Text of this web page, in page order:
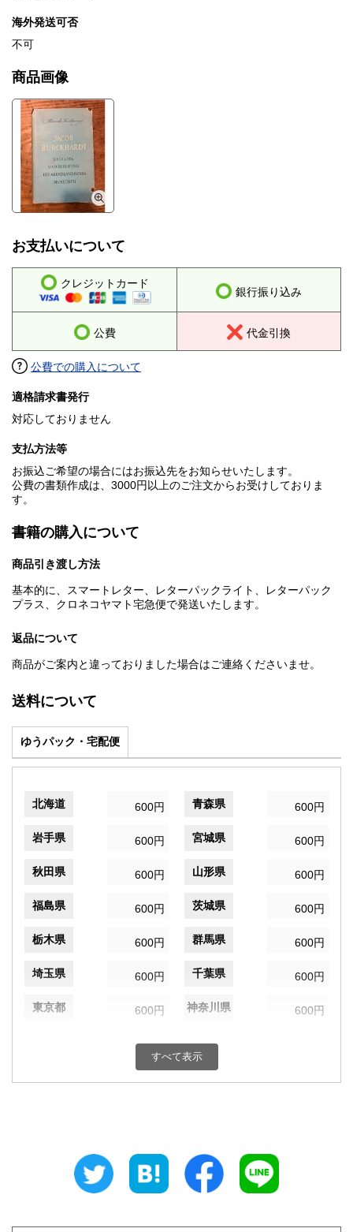
海外発送可否
不可
商品画像
お支払いについて
クレジットカード
銀行振り込み
公費 代金引換
公費での購入について
適格請求書発行
対応しておりません
支払方法等
お振込ご希望の場合にはお振込先をお知らせいたします。
公費の書類作成は、3000円以上のご注文からお受けしておりま
す。
書籍の購入について
商品引き渡し方法
基本的に、スマートレター、レターパックライト、レターパック
プラス、クロネコヤマト宅急便で発送いたします。
返品について
商品がご案内と違っておりました場合はご連絡くださいませ。
送料について
ゆうパック・宅配便
北海道 600円 青森県 600円
岩手県 600円 宮城県 600円
秋田県 600円 山形県 600円
福島県 600円 茨城県 600円
栃木県 600円 群馬県 600円
埼玉県 600円 千葉県 600円
東京都 600円 神奈川県 600円
600円 富山県
600円 三重県
すべて表示